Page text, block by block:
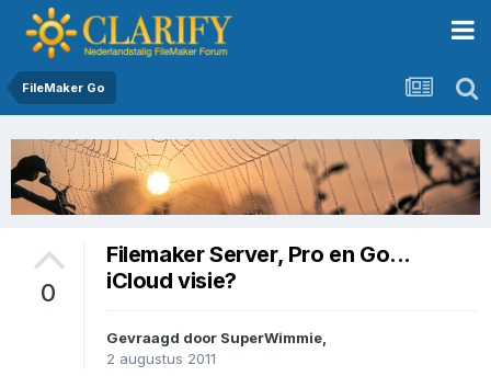
FileMaker Go
0
Filemaker Server, Pro en Go...
iCloud visie?
Gevraagd door SuperWimmie
2 augustus 2011